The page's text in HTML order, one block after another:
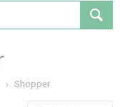
Shopper